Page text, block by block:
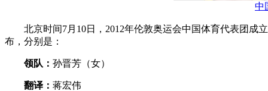
中
北京时间7月10日，2012年伦敦奥运会中国体育代表团成
布，分别是：
领队： 孙晋芳（女）
翻译： 蒋宏伟